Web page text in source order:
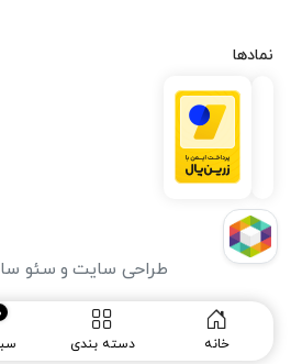
خانه دسته بندی
نمادها
طراحی سایت و سئو